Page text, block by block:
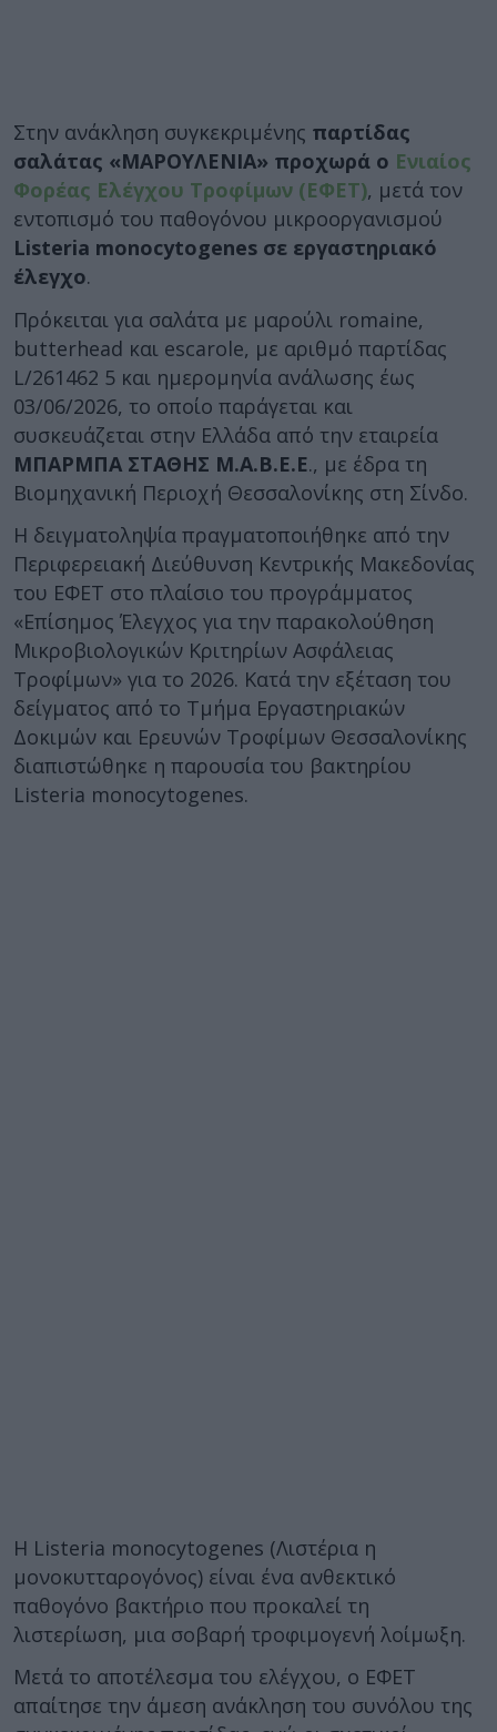
Στην ανάκληση συγκεκριμένης παρτίδας
σαλάτας «ΜΑΡΟΥΛΕΝΙΑ» προχωρά ο Ενιαίος
Φορέας Ελέγχου Τροφίμων (ΕΦΕΤ), μετά τον
εντοπισμό του παθογόνου μικροοργανισμού
Listeria monocytogenes σε εργαστηριακό
έλεγχο.
Πρόκειται για σαλάτα με μαρούλι romaine,
butterhead και escarole, με αριθμό παρτίδας
L/261462 5 και ημερομηνία ανάλωσης έως
03/06/2026, το οποίο παράγεται και
συσκευάζεται στην Ελλάδα από την εταιρεία
ΜΠΑΡΜΠΑ ΣΤΑΘΗΣ Μ.Α.Β.Ε.Ε., με έδρα τη
Βιομηχανική Περιοχή Θεσσαλονίκης στη Σίνδο.
Η δειγματοληψία πραγματοποιήθηκε από την
Περιφερειακή Διεύθυνση Κεντρικής Μακεδονίας
του ΕΦΕΤ στο πλαίσιο του προγράμματος
«Επίσημος Έλεγχος για την παρακολούθηση
Μικροβιολογικών Κριτηρίων Ασφάλειας
Τροφίμων» για το 2026. Κατά την εξέταση του
δείγματος από το Τμήμα Εργαστηριακών
Δοκιμών και Ερευνών Τροφίμων Θεσσαλονίκης
διαπιστώθηκε η παρουσία του βακτηρίου
Listeria monocytogenes.
Η Listeria monocytogenes (Λιστέρια η
μονοκυτταρογόνος) είναι ένα ανθεκτικό
παθογόνο βακτήριο που προκαλεί τη
λιστερίωση, μια σοβαρή τροφιμογενή λοίμωξη.
Μετά το αποτέλεσμα του ελέγχου, ο ΕΦΕΤ
απαίτησε την άμεση ανάκληση του συνόλου της